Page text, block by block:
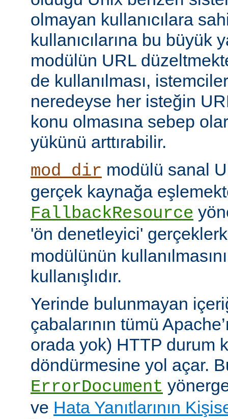
olmayan kullanıcılara
kullanıcılarına bu büyük
modülün URL
de kullanılması,
neredeyse her isteğin
konu olmasına sebep
yükünü arttırabilir.
mod_dir modülü sanal
gerçek kaynağa
FallbackResource
'ön denetleyici'
modülünün
kullanışlıdır.
Yerinde bulunmayan
çabalarının tümü
orada yok) HTTP durum
döndürmesine yol açar.
ErrorDocument
ve Hata Yanıtlarının